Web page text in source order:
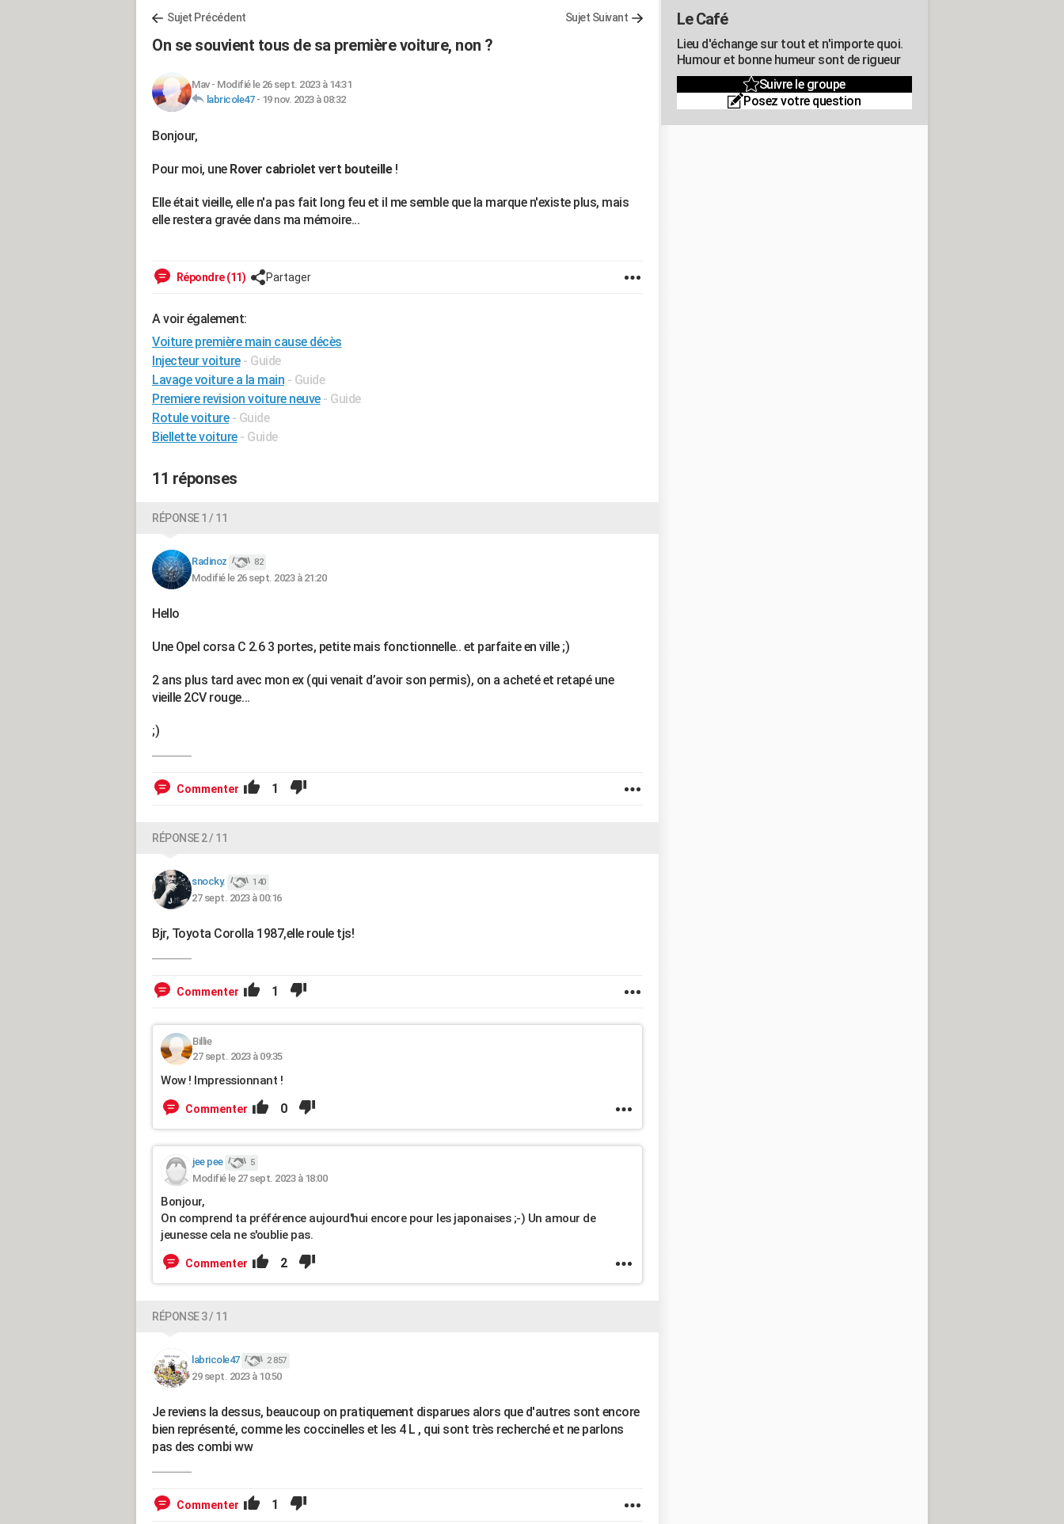
Sujet Précédent Sujet Suivant
On se souvient tous de sa première voiture, non ?
Mav- Modifié le 26 sept. 2023 à 14:31
labricole47- 19 nov. 2023 à 08:32
Bonjour,
Pour moi, une Rover cabriolet vert bouteille!
Elle était vieille, elle n'a pas fait long feu et il me semble que la marque n'existe plus, mais
elle restera gravée dans ma mémoire...
Répondre (11) Partager
A voir également:
Voiture première main cause décès
Injecteur voiture - Guide
Lavage voiture a la main - Guide
Premiere revision voiture neuve - Guide
Rotule voiture - Guide
Biellette voiture - Guide
11 réponses
RÉPONSE 1 / 11
Radinoz 82
Modifié le 26 sept. 2023 à 21:20
Hello
Une Opel corsa C 2.6 3 portes, petite mais fonctionnelle.. et parfaite en ville ;)
2 ans plus tard avec mon ex (qui venait d’avoir son permis), on a acheté et retapé une
vieille 2CV rouge…
;)
Commenter 1
RÉPONSE 2 / 11
snocky. 140
27 sept. 2023 à 00:16
Bjr, Toyota Corolla 1987,elle roule tjs!
Commenter 1
Billie
27 sept. 2023 à 09:35
Wow ! Impressionnant !
Commenter 0
jee pee 5
Modifié le 27 sept. 2023 à 18:00
Bonjour,
On comprend ta préférence aujourd'hui encore pour les japonaises ;-) Un amour de
jeunesse cela ne s'oublie pas.
Commenter 2
RÉPONSE 3 / 11
labricole47 2 857
29 sept. 2023 à 10:50
Je reviens la dessus, beaucoup on pratiquement disparues alors que d'autres sont encore
bien représenté, comme les coccinelles et les 4 L , qui sont très recherché et ne parlons
pas des combi ww
Commenter 1
Le Café
Lieu d'échange sur tout et n'importe quoi.
Humour et bonne humeur sont de rigueur
Suivre le groupe
Posez votre question